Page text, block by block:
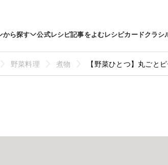
から探す 公式レシピ記事をよむレシピカードクラシ
野菜料理 煮物 【野菜ひとつ】丸ごと